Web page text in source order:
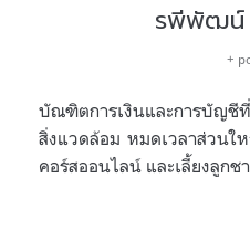
รพีพัฒน์
+
บัณฑิตการเงินและการบัญชี
สิ่งแวดล้อม หมดเวลาส่วนใ
คอร์สออนไลน์ และเลี้ยงลูกช